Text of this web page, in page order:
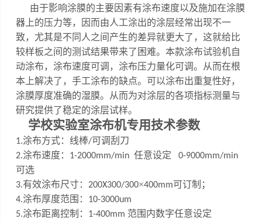
由于影响涂膜的主要因素有涂布速度以及施加在涂膜
器上的压力等，因而由人工涂出的涂层经常出现不一
致，尤其是不同人之间产生的差异就更大了，这就给比
较样板之间的测试结果带来了困难。本款涂布试验机自
动涂布，涂布速度可调，涂布压力量化可调。 从而在根
本上解决了，手工涂布的缺点。可以涂布出重复性好，
涂膜厚度准确的湿膜。从而为对涂层的各项指标测量与
研究提供了稳定的涂层试样。
学校实验室涂布机专用技术参数
1.涂布方式：线棒/可调刮刀
2.涂布速度： 1-2000mm/min任意设定 0-9000mm/min
可选
3.有效涂布尺寸： 200X300/300×400mm可订制 ；
4.涂布厚度范围： 10-3000um
5.涂布距离控制： 1-400mm 范围内数字任意设定